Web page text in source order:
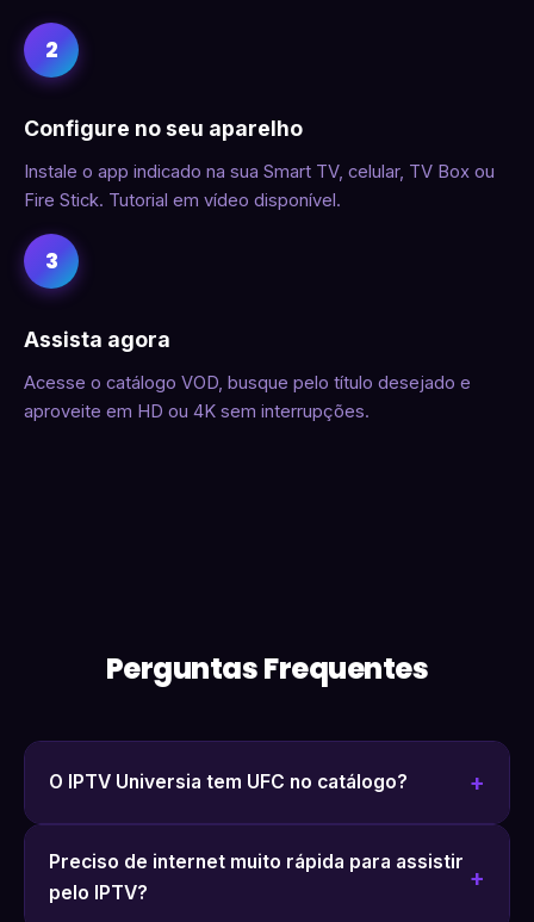
2
Configure no seu aparelho
Instale o app indicado na sua Smart TV, celular, TV Box ou
Fire Stick. Tutorial em vídeo disponível.
3
Assista agora
Acesse o catálogo VOD, busque pelo título desejado e
aproveite em HD ou 4K sem interrupções.
Perguntas Frequentes
O IPTV Universia tem UFC no catálogo?
Preciso de internet muito rápida para assistir
pelo IPTV?